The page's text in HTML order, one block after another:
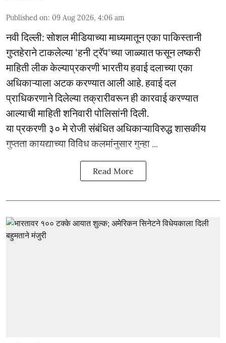
Published on: 09 Aug 2026, 4:06 am
नवी दिल्ली: सोशल मीडियाच्या माध्यमातून एका पाकिस्तानी
गुप्तहेराने टाकलेल्या 'हनी ट्रॅप'च्या जाळ्यात फसून लष्करी
माहिती लीक केल्याप्रकरणी भारतीय हवाई दलाच्या एका
अधिकाऱ्याला अटक करण्यात आली आहे. हवाई दल
प्राधिकरणाने दिलेल्या तक्रारीवरून ही कारवाई करण्यात
आल्याची माहिती शनिवारी पोलिसांनी दिली.
या प्रकरणी ३० मे रोजी संबंधित अधिकाऱ्याविरुद्ध शासकीय
गुप्तता कायद्याच्या विविध कलमांनुसार गुन्हा ...
Read More